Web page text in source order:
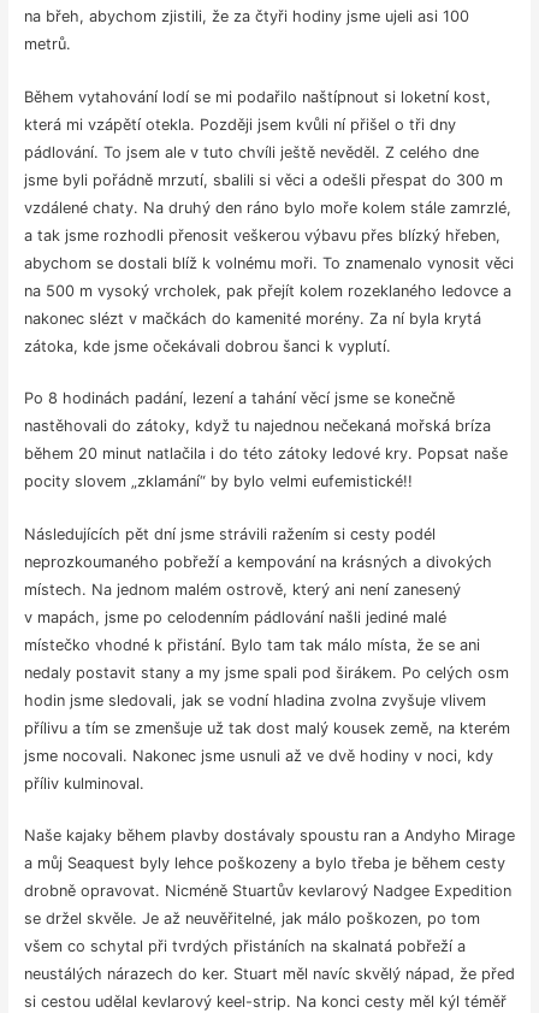
na břeh, abychom zjistili, že za čtyři hodiny jsme ujeli asi 100
metrů.
Během vytahování lodí se mi podařilo naštípnout si loketní kost,
která mi vzápětí otekla. Později jsem kvůli ní přišel o tři dny
pádlování. To jsem ale v tuto chvíli ještě nevěděl. Z celého dne
jsme byli pořádně mrzutí, sbalili si věci a odešli přespat do 300 m
vzdálené chaty. Na druhý den ráno bylo moře kolem stále zamrzlé,
a tak jsme rozhodli přenosit veškerou výbavu přes blízký hřeben,
abychom se dostali blíž k volnému moři. To znamenalo vynosit věci
na 500 m vysoký vrcholek, pak přejít kolem rozeklaného ledovce a
nakonec slézt v mačkách do kamenité morény. Za ní byla krytá
zátoka, kde jsme očekávali dobrou šanci k vyplutí.
Po 8 hodinách padání, lezení a tahání věcí jsme se konečně
nastěhovali do zátoky, když tu najednou nečekaná mořská bríza
během 20 minut natlačila i do této zátoky ledové kry. Popsat naše
pocity slovem „zklamání“ by bylo velmi eufemistické!!
Následujících pět dní jsme strávili ražením si cesty podél
neprozkoumaného pobřeží a kempování na krásných a divokých
místech. Na jednom malém ostrově, který ani není zanesený
v mapách, jsme po celodenním pádlování našli jediné malé
místečko vhodné k přistání. Bylo tam tak málo místa, že se ani
nedaly postavit stany a my jsme spali pod širákem. Po celých osm
hodin jsme sledovali, jak se vodní hladina zvolna zvyšuje vlivem
přílivu a tím se zmenšuje už tak dost malý kousek země, na kterém
jsme nocovali. Nakonec jsme usnuli až ve dvě hodiny v noci, kdy
příliv kulminoval.
Naše kajaky během plavby dostávaly spoustu ran a Andyho Mirage
a můj Seaquest byly lehce poškozeny a bylo třeba je během cesty
drobně opravovat. Nicméně Stuartův kevlarový Nadgee Expedition
se držel skvěle. Je až neuvěřitelné, jak málo poškozen, po tom
všem co schytal při tvrdých přistáních na skalnatá pobřeží a
neustálých nárazech do ker. Stuart měl navíc skvělý nápad, že před
si cestou udělal kevlarový keel-strip. Na konci cesty měl kýl téměř